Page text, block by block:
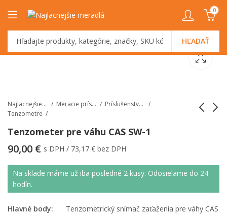
0
HĽADAŤ
Najlacnejšiemeradlá.sk Meracie prístroje
Príslušenstvo k váham
Tenzometre
Tenzometer pre váhu CAS SW-1
90,00 € s DPH / 73,17 € bez DPH
Na sklade máme už iba posledné 2 kusy. Odosielame do 24
hodín.
Hlavné body:
Tenzometrický snímač zaťaženia pre váhy CAS